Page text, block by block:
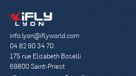
info.lyon@iflyworld.com
04 82 90 34 70
175 rue Elisabeth Boselli
69800 Saint-Priest